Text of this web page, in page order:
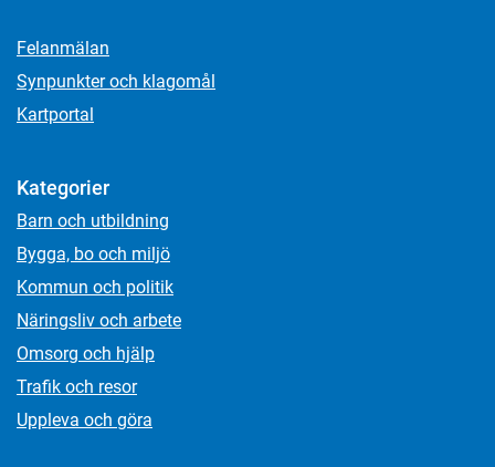
Felanmälan
Synpunkter och klagomål
Kartportal
Kategorier
Barn och utbildning
Bygga, bo och miljö
Kommun och politik
Näringsliv och arbete
Omsorg och hjälp
Trafik och resor
Uppleva och göra